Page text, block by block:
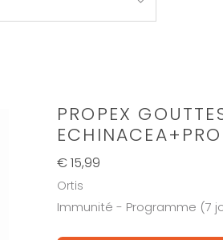
PROPEX
€ 15,99
Ortis
Immunité - Programme (7